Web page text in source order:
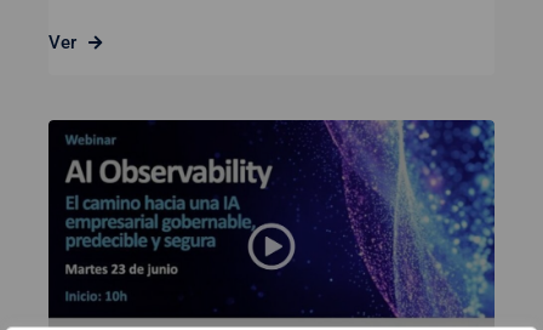
Ver